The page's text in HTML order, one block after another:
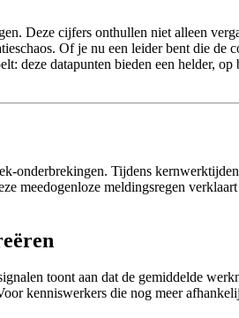
Deze cijfers onthullen niet alleen
Of je nu een leider bent die de
datapunten bieden een helder, op
onderbrekingen. Tijdens
meedogenloze meldingsregen
toont aan dat de gemiddelde
kenniswerkers die nog meer